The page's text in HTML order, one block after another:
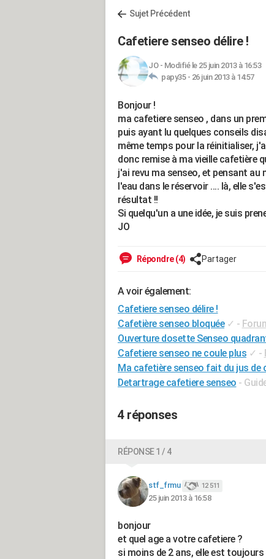
Sujet Précédent
Cafetiere senseo délire !
JO- Modifié le 25 juin 2013 à 16:53
papy35 - 26 juin 2013 à 14:57
Bonjour !
ma cafetiere senseo , dans un
puis ayant lu quelques conseils
même temps pour la réinitialiser,
donc remise à ma vieille cafetière
j'ai revu ma senseo, et pensant au
l'eau dans le réservoir .... là, elle
résultat !!
Si quelqu'un a une idée, je suis
JO
Répondre (4) Partager
A voir également:
Cafetiere senseo délire !
Cafetière senseo bloquée ✓ -
Ouverture dosette Senseo
Cafetiere senseo ne coule plus ✓ -
Ma cafetière senseo fait du jus de
Detartrage cafetiere senseo -
4 réponses
RÉPONSE 1 / 4
stf_frmu 12 511
25 juin 2013 à 16:58
bonjour
et quel age a votre cafetiere ?
si moins de 2 ans, elle est